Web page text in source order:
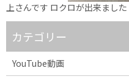
上さんです ロクロが出来ました
カテゴリー
YouTube動画